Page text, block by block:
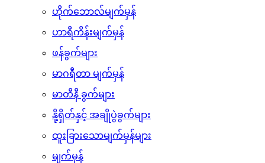
ဟိုက်ဘောလ်မျက်မှန်
ဟာရီကိန်းမျက်မှန်
ဖန်ခွက်များ
မာဂရီတာ မျက်မှန်
မာတီနီ ခွက်များ
နို့ရှိတ်နှင့် အချိုပွဲခွက်များ
ထူးခြားသောမျက်မှန်များ
မျက်မှန်